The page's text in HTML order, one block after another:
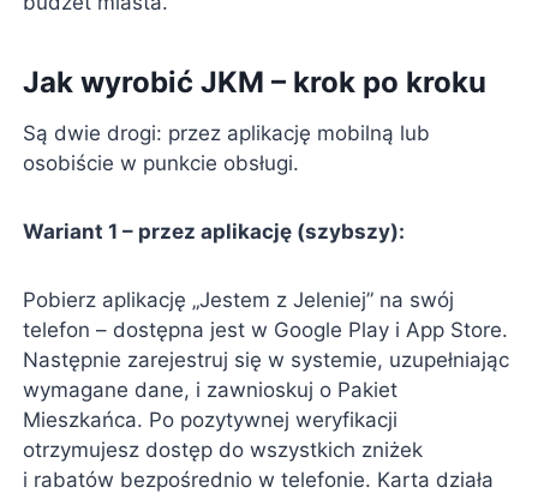
Jak wyrobić JKM – krok po kroku
Są dwie drogi: przez aplikację mobilną lub
osobiście w punkcie obsługi.
Wariant 1 – przez aplikację (szybszy):
Pobierz aplikację „Jestem z Jeleniej” na swój
telefon – dostępna jest w Google Play i App Store.
Następnie zarejestruj się w systemie, uzupełniając
wymagane dane, i zawnioskuj o Pakiet
Mieszkańca. Po pozytywnej weryfikacji
otrzymujesz dostęp do wszystkich zniżek
i rabatów bezpośrednio w telefonie. Karta działa